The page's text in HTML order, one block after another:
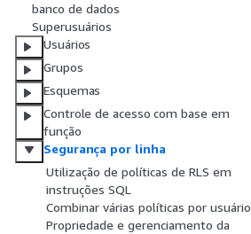
banco de dados
Superusuários
Usuários
Grupos
Esquemas
Controle de acesso com base em
função
Segurança por linha
Utilização de políticas de RLS em
instruções SQL
Combinar várias políticas por usuário
Propriedade e gerenciamento da